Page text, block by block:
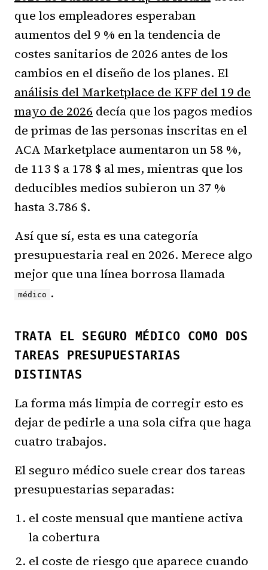
que los empleadores esperaban
aumentos del 9 % en la tendencia de
costes sanitarios de 2026 antes de los
cambios en el diseño de los planes. El
análisis del Marketplace de KFF del 19 de
mayo de 2026 decía que los pagos medios
de primas de las personas inscritas en el
ACA Marketplace aumentaron un 58 %,
de 113 $ a 178 $ al mes, mientras que los
deducibles medios subieron un 37 %
hasta 3.786 $.
Así que sí, esta es una categoría
presupuestaria real en 2026. Merece algo
mejor que una línea borrosa llamada
médico .
TRATA EL SEGURO MÉDICO COMO DOS
TAREAS PRESUPUESTARIAS
DISTINTAS
La forma más limpia de corregir esto es
dejar de pedirle a una sola cifra que haga
cuatro trabajos.
El seguro médico suele crear dos tareas
presupuestarias separadas:
el coste mensual que mantiene activa
la cobertura
el coste de riesgo que aparece cuando